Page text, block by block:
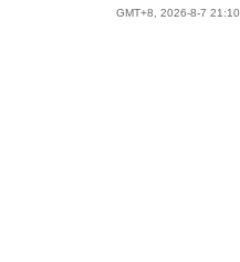
GMT+8, 2026-8-7 21:10